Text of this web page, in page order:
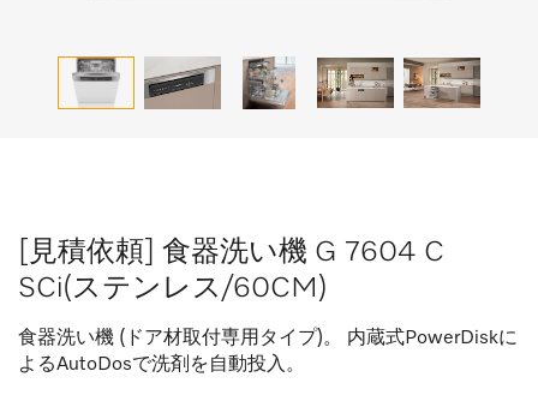
[見積依頼] 食器洗い機 G 7604 C
SCi(ステンレス/60CM)
食器洗い機 (ドア材取付専用タイプ)。 内蔵式PowerDiskに
よるAutoDosで洗剤を自動投入。